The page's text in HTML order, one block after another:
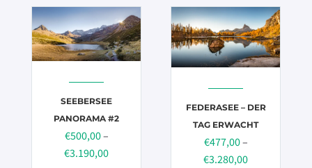
auf.
Die
Optionen
können
der
Produktseite
gewählt
werden
Die
Optionen
können
auf
gewählt
werden
SEEBERSEE
PANORAMA #2
€500,00–
€3.190,00Preisspanne:
FEDERASEE – DER
TAG ERWACHT
€477,00–
€3.280,00Preisspanne: